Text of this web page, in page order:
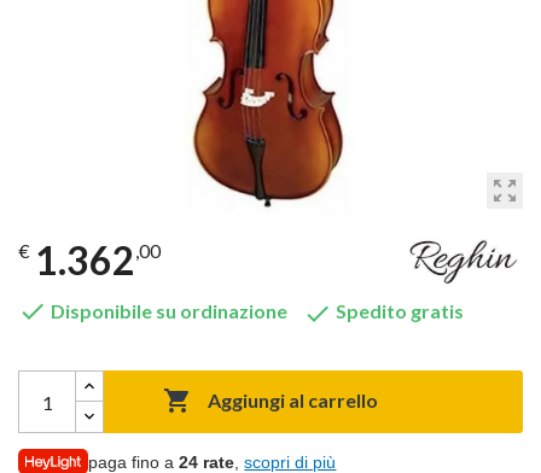
zoom_out_map
€ 1.362,00
 Disponibile su ordinazione  Spedito gratis
 Aggiungi al carrello
paga fino a24 rate ,scopri di più